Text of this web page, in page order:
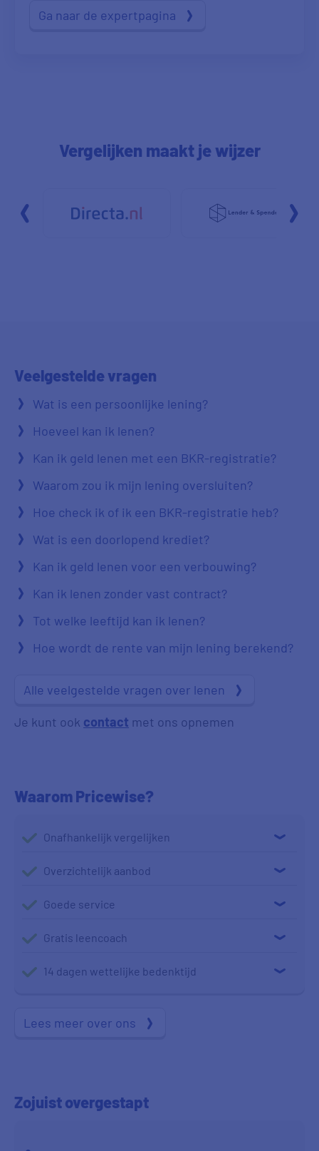
Ga naar de expertpagina
Vergelijken maakt je wijzer
Veelgestelde vragen
Wat is een persoonlijke lening?
Hoeveel kan ik lenen?
Kan ik geld lenen met een BKR-registratie?
Waarom zou ik mijn lening oversluiten?
Hoe check ik of ik een BKR-registratie heb?
Wat is een doorlopend krediet?
Kan ik geld lenen voor een verbouwing?
Kan ik lenen zonder vast contract?
Tot welke leeftijd kan ik lenen?
Hoe wordt de rente van mijn lening berekend?
Alle veelgestelde vragen over lenen
Je kunt ook contact met ons opnemen
Waarom Pricewise?
Onafhankelijk vergelijken
Overzichtelijk aanbod
Goede service
Gratis leencoach
14 dagen wettelijke bedenktijd
Lees meer over ons
Zojuistovergestapt